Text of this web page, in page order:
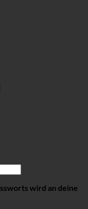
Erforderlich
wird an deine